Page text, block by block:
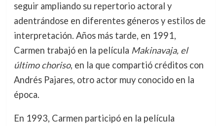
seguir ampliando su repertorio actoral y
adentrándose en diferentes géneros y estilos de
interpretación. Años más tarde, en 1991,
Carmen trabajó en la película Makinavaja, el
último choriso, en la que compartió créditos con
Andrés Pajares, otro actor muy conocido en la
época.
En 1993, Carmen participó en la película